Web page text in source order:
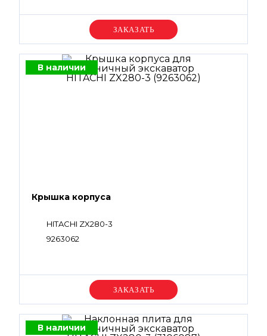
Уточняйте цену
В наличии
Крышка корпуса
HITACHI ZX280-3
9263062
Уточняйте цену
В наличии